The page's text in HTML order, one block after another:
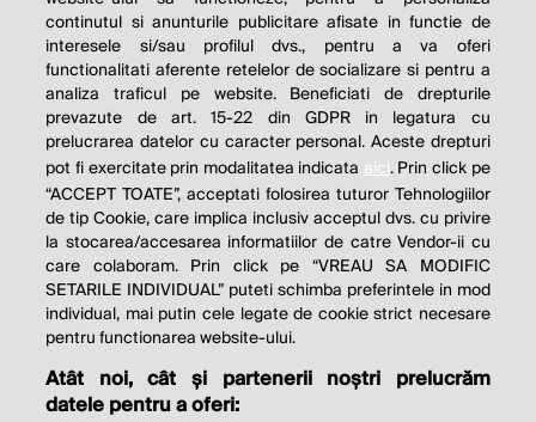
THE SOCIAL RESPONSIBILITY OF
continutul si anunturile publicitare afisate in functie de
interesele si/sau profilul dvs., pentru a va oferi
functionalitati aferente retelelor de socializare si pentru a
analiza traficul pe website. Beneficiati de drepturile
prevazute de art. 15-22 din GDPR in legatura cu
prelucrarea datelor cu caracter personal. Aceste drepturi
pot fi exercitate prin modalitatea indicata aici. Prin click pe
“ACCEPT TOATE”, acceptati folosirea tuturor Tehnologiilor
de tip Cookie, care implica inclusiv acceptul dvs. cu privire
la stocarea/accesarea informatiilor de catre Vendor-ii cu
care colaboram. Prin click pe “VREAU SA MODIFIC
SETARILE INDIVIDUAL” puteti schimba preferintele in mod
individual, mai putin cele legate de cookie strict necesare
pentru functionarea website-ului.
Atât noi, cât și partenerii noștri prelucrăm
datele pentru a oferi: